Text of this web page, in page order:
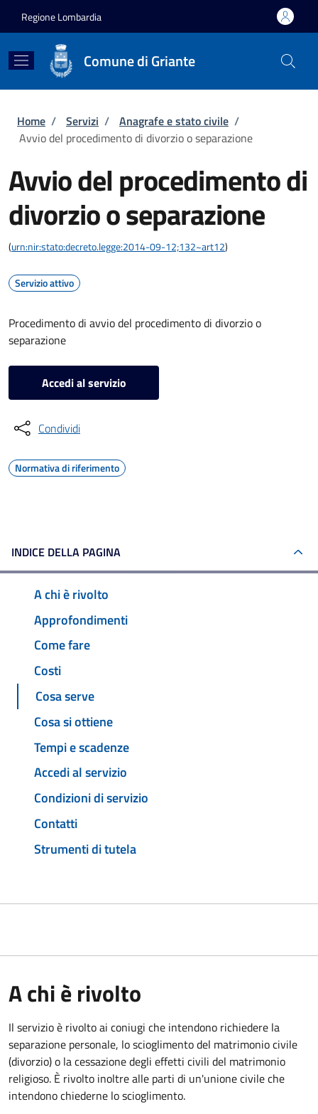
Regione Lombardia
Comune di Griante
Briciole di pane
Home / Servizi / Anagrafe e stato civile /
Avvio del procedimento di divorzio o separazione
Avvio del procedimento di
divorzio o separazione
(urn:nir:stato:decreto.legge:2014-09-12;132~art12)
Servizio attivo
Procedimento di avvio del procedimento di divorzio o
separazione
Accedi al servizio
Condividi
Normativa di riferimento
INDICE DELLA PAGINA
A chi è rivolto
Approfondimenti
Come fare
Costi
Cosa serve
Cosa si ottiene
Tempi e scadenze
Accedi al servizio
Condizioni di servizio
Contatti
Strumenti di tutela
A chi è rivolto
Il servizio è rivolto ai coniugi che intendono richiedere la
separazione personale, lo scioglimento del matrimonio civile
(divorzio) o la cessazione degli effetti civili del matrimonio
religioso. È rivolto inoltre alle parti di un'unione civile che
intendono chiederne lo scioglimento.